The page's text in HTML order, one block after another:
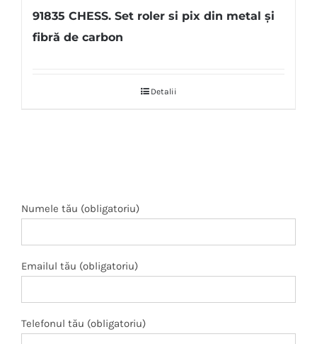
91835 CHESS. Set roler si pix din metal și
fibră de carbon
Detalii
Numele tău (obligatoriu)
Emailul tău (obligatoriu)
Telefonul tău (obligatoriu)